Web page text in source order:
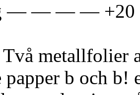
— — — — +20
metallfolier
papper b och b!